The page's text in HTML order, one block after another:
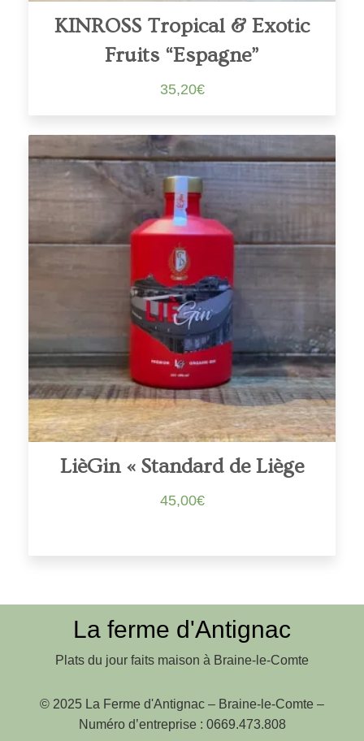
KINROSS Tropical & Exotic
Fruits “Espagne”
35,20€
LièGin « Standard de Liège
45,00€
La ferme d'Antignac
Plats du jour faits maison à Braine-le-Comte
© 2025 La Ferme d'Antignac – Braine-le-Comte –
Numéro d’entreprise : 0669.473.808